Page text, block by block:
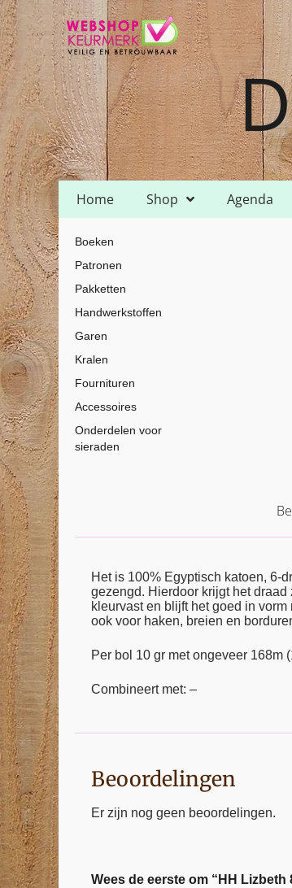
Home Shop Agenda
Boeken
Patronen
Pakketten
Handwerkstoffen
Garen
Kralen
Fournituren
Accessoires
Onderdelen voor
sieraden
Het is 100% Egyptisch katoen, 6-
gezengd. Hierdoor krijgt het
kleurvast en blijft het goed in
ook voor haken, breien en
Per bol 10 gr met ongeveer 168m
Combineert met: –
Beoordelingen
Er zijn nog geen beoordelingen.
Wees de eerste om “HH